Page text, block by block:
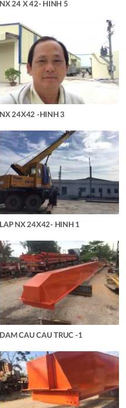
NX 24 X 42- HINH 5
NX 24X42 -HINH 3
LAP NX 24X42- HINH 1
DAM CAU CAU TRUC -1